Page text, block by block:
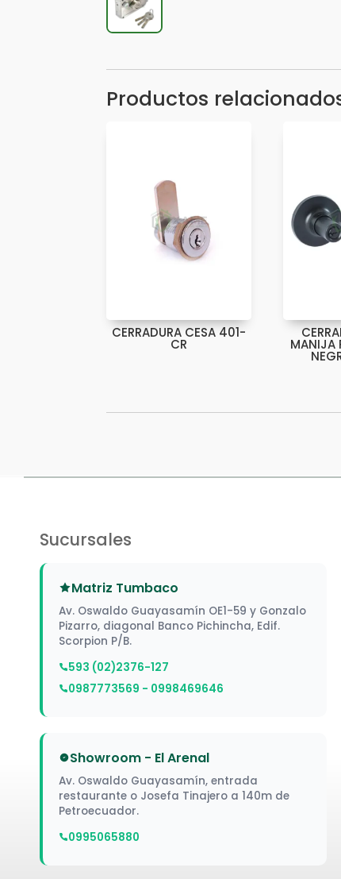
Productos
CERRADURA CESA 401-
CR MANIJA
Sucursales
Matriz Tumbaco
Av. Oswaldo Guayasamín OE1-59 y Gonzalo
Pizarro, diagonal Banco Pichincha, Edif.
Scorpion P/B.
593 (02)2376-127
0987773569 - 0998469646
Showroom - El Arenal
Av. Oswaldo Guayasamín, entrada
restaurante o Josefa Tinajero a 140m de
Petroecuador.
0995065880